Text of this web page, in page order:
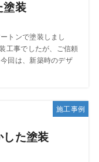
塗装
トンで塗装しまし
工事でしたが、ご信頼
回は、新築時のデザ
施工事例
した塗装